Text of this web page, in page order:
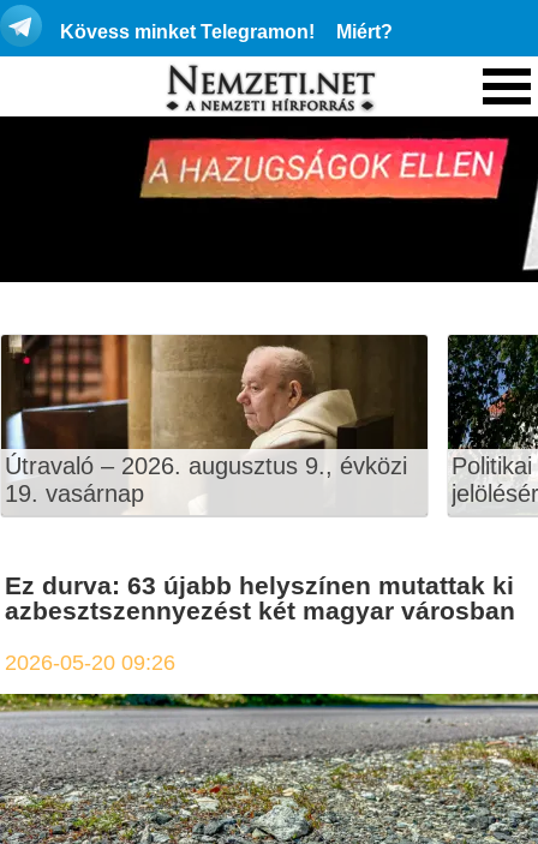
Kövess minket Telegramon! Miért?
Útravaló – 2026. augusztus 9., évközi
19. vasárnap
Ez durva: 63 újabb helyszínen mutattak ki
azbesztszennyezést két magyar városban
2026-05-20 09:26